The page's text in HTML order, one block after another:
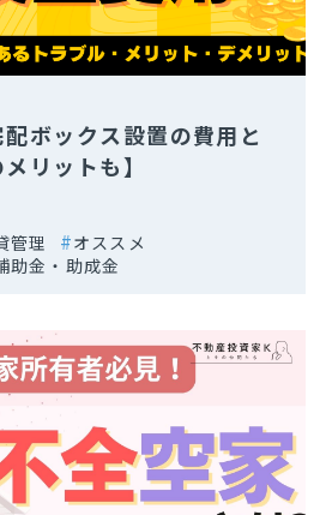
配ボックス設置の費用と
リットも】
管理
オススメ
助金・助成金